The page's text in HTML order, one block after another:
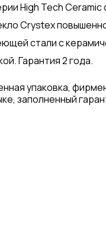
High Tech
Crystex
стали с
Гарантия 2 года.
упаковка,
заполненный